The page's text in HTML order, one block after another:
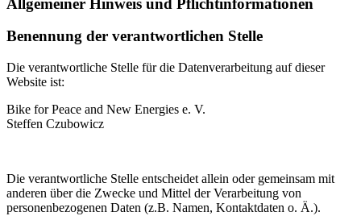
Benennung der verantwortlichen Stelle
Die verantwortliche Stelle für die Datenverarbeitung auf dieser
Website ist:
Bike for Peace and New Energies e. V.
Steffen Czubowicz
Die verantwortliche Stelle entscheidet allein oder gemeinsam mit
anderen über die Zwecke und Mittel der Verarbeitung von
personenbezogenen Daten (z.B. Namen, Kontaktdaten o. Ä.).